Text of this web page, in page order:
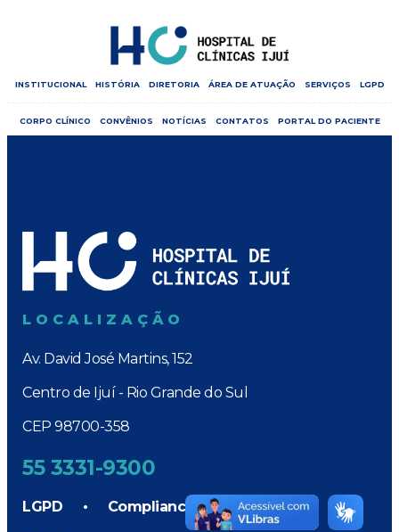
INSTITUCIONAL HISTÓRIA DIRETORIA ÁREA DE ATUAÇÃO SERVIÇOS LGPD
CORPO CLÍNICO CONVÊNIOS NOTÍCIAS CONTATOS PORTAL DO PACIENTE
LOCALIZAÇÃO
Av. David José Martins, 152
Centro de Ijuí - Rio Grande do Sul
CEP 98700-358
55 3331-9300
LGPD • Compliance